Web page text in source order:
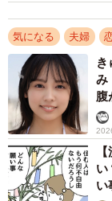
ように誓約書を
婚姻関係の継続
法を選んでいる
男女別で見ると
が1位だったほか
（28.9％）、「
ンクインしてい
気になる 夫婦
き
み
腹
い
い